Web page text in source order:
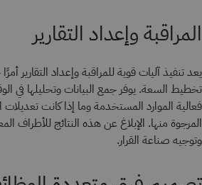
المراقبة وإعداد التقارير
يعد تنفيذ آليات قوية للمراقبة وإعداد التقارير
تخطيط السعة. يوفر جمع البيانات وتحليلها في
فعالية الموارد المستخدمة وما إذا كانت
المرجوة منها. الإبلاغ عن هذه النتائج للأطراف
وتوجيه صناعة القرار.